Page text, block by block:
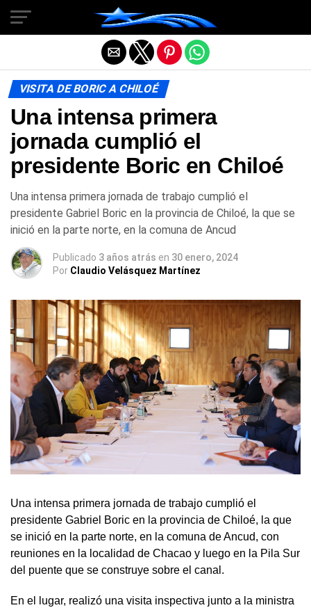
VISITA DE BORIC A CHILOÉ
Una intensa primera
jornada cumplió el
presidente Boric en Chiloé
Una intensa primera jornada de trabajo cumplió el
presidente Gabriel Boric en la provincia de Chiloé, la que se
inició en la parte norte, en la comuna de Ancud
Publicado 3 años atrás en 30 enero, 2024
Por Claudio Velásquez Martínez
Una intensa primera jornada de trabajo cumplió el
presidente Gabriel Boric en la provincia de Chiloé, la que
se inició en la parte norte, en la comuna de Ancud, con
reuniones en la localidad de Chacao y luego en la Pila Sur
del puente que se construye sobre el canal.
En el lugar, realizó una visita inspectiva junto a la ministra
Salir de la versión móvil